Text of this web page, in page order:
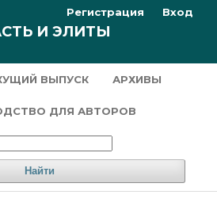
И ЭЛИТЫ
ВЫПУСК АРХИВЫ
ДЛЯ АВТОРОВ
Найти
Регистрация Вход